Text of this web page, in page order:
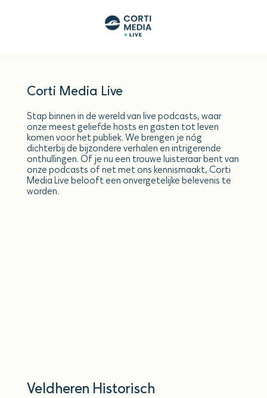
Corti Media Live
Stap binnen in de wereld van live podcasts, waar
onze meest geliefde hosts en gasten tot leven
komen voor het publiek. We brengen je nóg
dichterbij de bijzondere verhalen en intrigerende
onthullingen. Of je nu een trouwe luisteraar bent van
onze podcasts of net met ons kennismaakt, Corti
Media Live belooft een onvergetelijke belevenis te
worden.
Veldheren Historisch